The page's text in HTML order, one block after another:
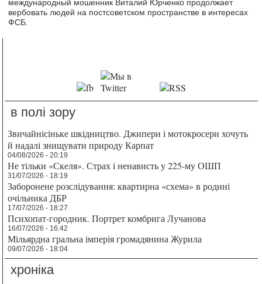
международный мошенник Виталий Юрченко продолжает
вербовать людей на постсоветском пространстве в интересах
ФСБ.
в полі зору
Звичайнісіньке шкідництво. Джипери і мотокросери хочуть
й надалі знищувати природу Карпат
04/08/2026 - 20:19
Не тільки «Скеля». Страх і ненависть у 225-му ОШП
31/07/2026 - 18:19
Заборонене розслідування: квартирна «схема» в родині
очільника ДБР
17/07/2026 - 18:27
Психопат-городник. Портрет комбрига Лучанова
16/07/2026 - 16:42
Мільярдна гральна імперія громадянина Журила
09/07/2026 - 18:04
хроніка